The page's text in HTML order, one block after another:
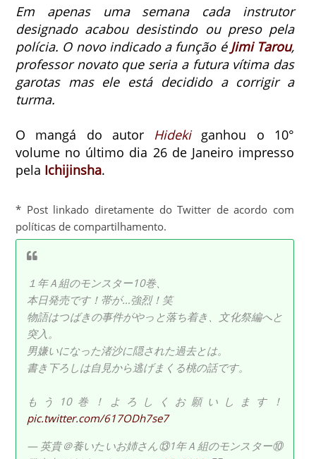
Em apenas uma semana cada instrutor
designado acabou desistindo ou preso pela
polícia. O novo indicado a função é Jimi Tarou,
professor novato que seria a futura vítima das
garotas mas ele está decidido a corrigir a
turma.
O mangá do autor Hidekiganhou o 10°
volume no último dia 26 de Janeiro impresso
pela Ichijinsha.
* Post linkado diretamente do Twitter de acordo com
políticas de compartilhamento.
１年Ａ組のモンスター10巻、
本日発売です！帯が…強烈！笑
物語はつばきの事件がやっと落ち着き、文化祭編へと
突入。
男嫌いになった渚沙に隠された過去とは。
書き下ろしは自見から逃げまくる桃の話です。
もう10巻！よろしくお願いします！
pic.twitter.com/617ODh7se7
— 英貴＠養いたいお姉さん⑬1年Ａ組のモンスター⑩